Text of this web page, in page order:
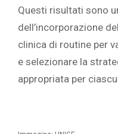
Questi risultati sono
dell’incorporazione
clinica di routine per
e selezionare la
appropriata per